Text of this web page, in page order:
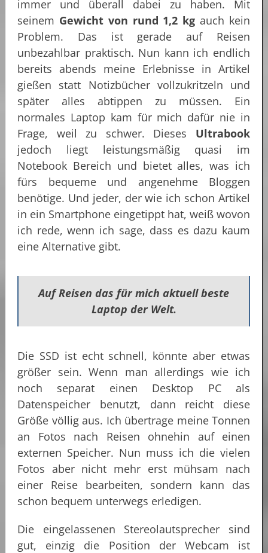
immer und überall dabei zu haben. Mit
seinem Gewicht von rund 1,2 kg auch kein
Problem. Das ist gerade auf Reisen
unbezahlbar praktisch. Nun kann ich endlich
bereits abends meine Erlebnisse in Artikel
gießen statt Notizbücher vollzukritzeln und
später alles abtippen zu müssen. Ein
normales Laptop kam für mich dafür nie in
Frage, weil zu schwer. Dieses Ultrabook
jedoch liegt leistungsmäßig quasi im
Notebook Bereich und bietet alles, was ich
fürs bequeme und angenehme Bloggen
benötige. Und jeder, der wie ich schon Artikel
in ein Smartphone eingetippt hat, weiß wovon
ich rede, wenn ich sage, dass es dazu kaum
eine Alternative gibt.
Auf Reisen das für mich aktuell beste
Laptop der Welt.
Die SSD ist echt schnell, könnte aber etwas
größer sein. Wenn man allerdings wie ich
noch separat einen Desktop PC als
Datenspeicher benutzt, dann reicht diese
Größe völlig aus. Ich übertrage meine Tonnen
an Fotos nach Reisen ohnehin auf einen
externen Speicher. Nun muss ich die vielen
Fotos aber nicht mehr erst mühsam nach
einer Reise bearbeiten, sondern kann das
schon bequem unterwegs erledigen.
Die eingelassenen Stereolautsprecher sind
gut, einzig die Position der Webcam ist